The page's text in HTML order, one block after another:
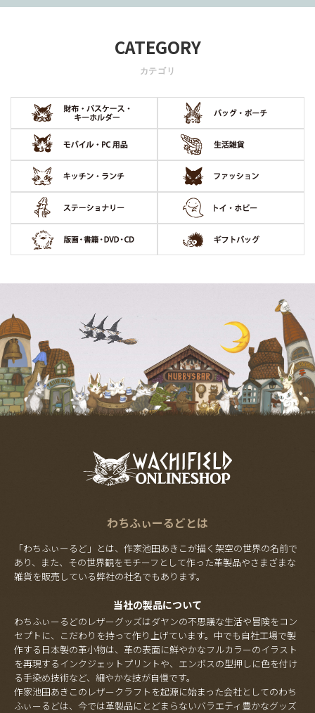
CATEGORY
カテゴリ
わちふぃーるどとは
「わちふぃーるど」とは、作家池田あきこが描く架空の世界の名前で
あり、また、その世界観をモチーフとして作った革製品やさまざまな
雑貨を販売している弊社の社名でもあります。
当社の製品について
わちふぃーるどのレザーグッズはダヤンの不思議な生活や冒険をコン
セプトに、こだわりを持って作り上げています。中でも自社工場で製
作する日本製の革小物は、革の表面に鮮やかなフルカラーのイラスト
を再現するインクジェットプリントや、エンボスの型押しに色を付け
る手染め技術など、細やかな技が自慢です。
作家池田あきこのレザークラフトを起源に始まった会社としてのわち
ふぃーるどは、今では革製品にとどまらないバラエティ豊かなグッズ